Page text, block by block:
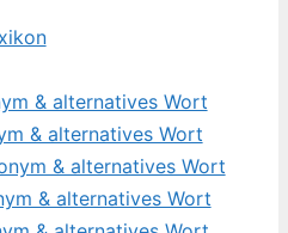
& alternatives Wort
& alternatives Wort
& alternatives Wort
& alternatives Wort